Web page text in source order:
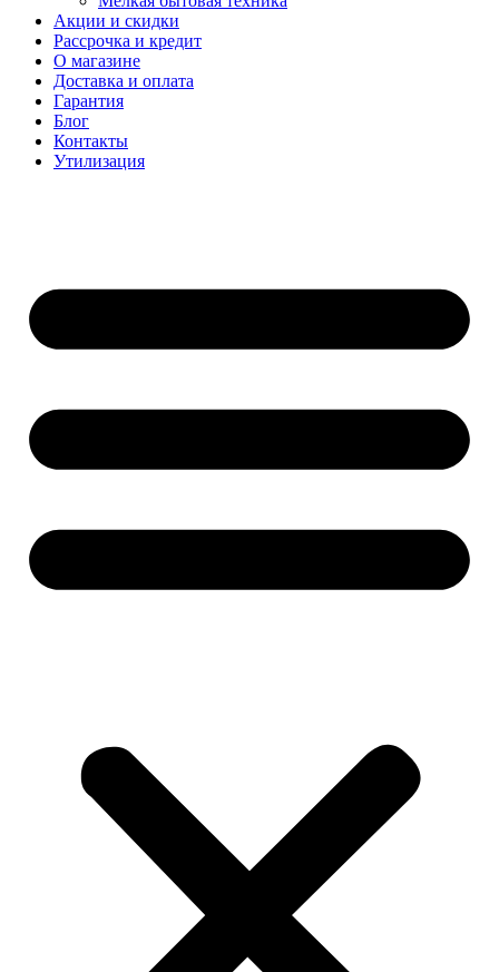
Акции и скидки
Рассрочка и кредит
О магазине
Доставка и оплата
Гарантия
Блог
Контакты
Утилизация